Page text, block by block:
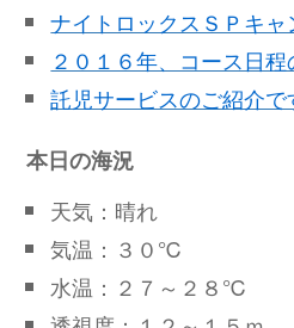
ナイトロックスＳＰキャ
２０１６年、コース日
託児サービスのご紹介で
本日の海況
天気：晴れ
気温：３０℃
水温：２７～２８℃